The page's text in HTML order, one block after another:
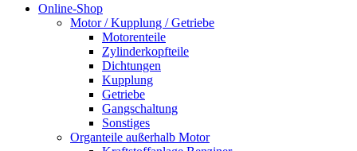
Online-Shop
Motor / Kupplung / Getriebe
Motorenteile
Zylinderkopfteile
Dichtungen
Kupplung
Getriebe
Gangschaltung
Sonstiges
Organteile außerhalb Motor